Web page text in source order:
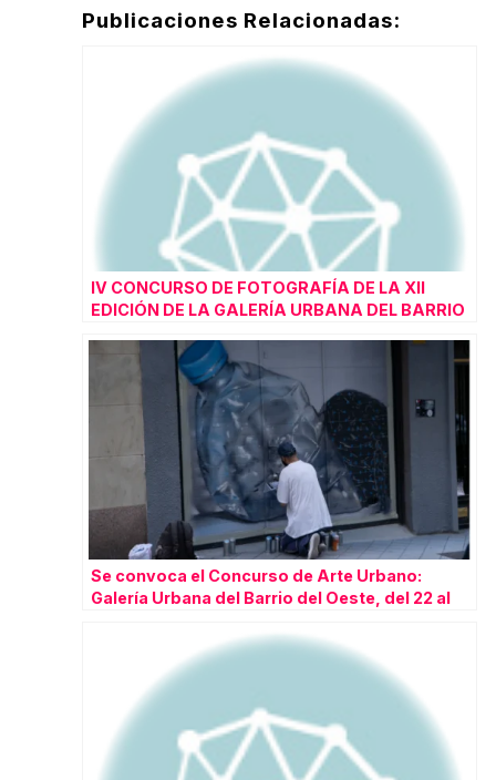
Publicaciones Relacionadas:
IV CONCURSO DE FOTOGRAFÍA DE LA XII
EDICIÓN DE LA GALERÍA URBANA DEL BARRIO
Se convoca el Concurso de Arte Urbano:
Galería Urbana del Barrio del Oeste, del 22 al